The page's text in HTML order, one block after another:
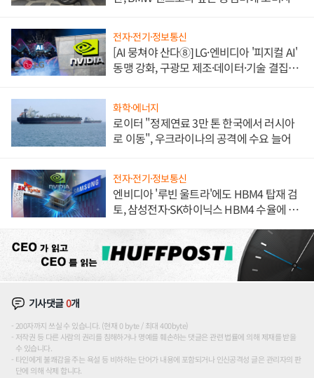
전자·전기·정보통신
[AI 뭉쳐야 산다⑧] LG·엔비디아 '피지컬 AI'
동맹 강화, 구광모 제조·데이터·기술 결집
화학·에너지
로이터 "정제연료 3만 톤 한국에서 러시아
로 이동", 우크라이나의 공격에 수요 늘어
전자·전기·정보통신
엔비디아 '루빈 울트라'에도 HBM4 탑재 검
토, 삼성전자·SK하이닉스 HBM4 수율에 주
기사댓글0개
200자까지 쓰실 수 있습니다. (현재 0 byte / 최대 400byte)
저작권 등 다른 사람의 권리를 침해하거나 명예를 훼손하는 댓글은 관련 법률에 의해 제재를 받을
수 있습니다.
타인에게 불쾌감을 주는 욕설 등 비하하는 단어가 내용에 포함되거나 인신공격성 글은 관리자의 판
단에 의해 삭제 합니다.